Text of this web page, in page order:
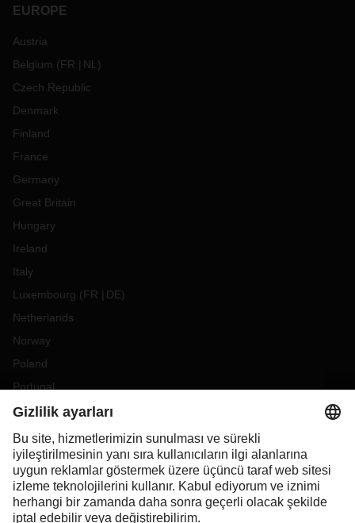
EUROPE
Austria
Belgium (FR NL )
Czech Republic
Denmark
Finland
France
Germany
Great Britain
Hungary
Ireland
Italy
Luxembourg (FR DE)
Netherlands
Norway
Poland
Portugal
Romania
Slovakia
Spain
Sweden
Switzerland(DE FR)